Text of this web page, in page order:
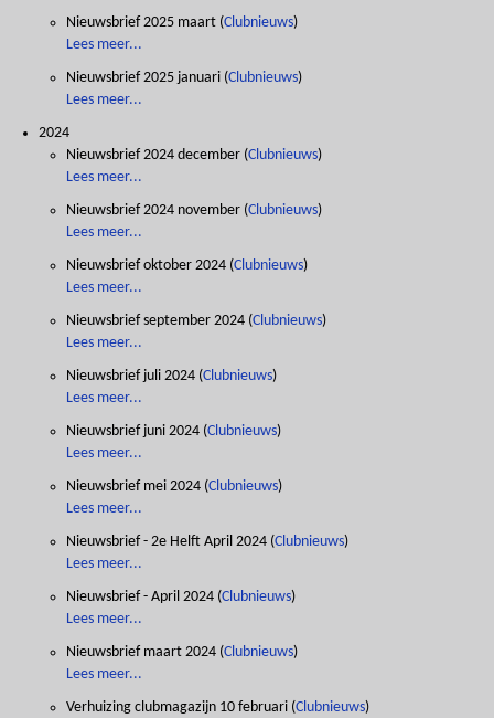
Nieuwsbrief 2025 maart (Clubnieuws)
Lees meer...
Nieuwsbrief 2025 januari (Clubnieuws)
Lees meer...
2024
Nieuwsbrief 2024 december (Clubnieuws)
Lees meer...
Nieuwsbrief 2024 november (Clubnieuws)
Lees meer...
Nieuwsbrief oktober 2024 (Clubnieuws)
Lees meer...
Nieuwsbrief september 2024 (Clubnieuws)
Lees meer...
Nieuwsbrief juli 2024 (Clubnieuws)
Lees meer...
Nieuwsbrief juni 2024 (Clubnieuws)
Lees meer...
Nieuwsbrief mei 2024 (Clubnieuws)
Lees meer...
Nieuwsbrief - 2e Helft April 2024 (Clubnieuws)
Lees meer...
Nieuwsbrief - April 2024 (Clubnieuws)
Lees meer...
Nieuwsbrief maart 2024 (Clubnieuws)
Lees meer...
Verhuizing clubmagazijn 10 februari (Clubnieuws)